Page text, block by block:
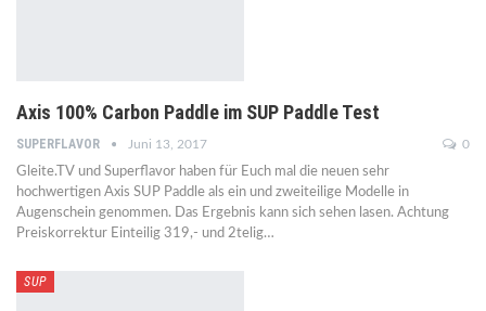
Axis 100% Carbon Paddle im SUP Paddle Test
SUPERFLAVOR Juni 13, 2017 0
Gleite.TV und Superflavor haben für Euch mal die neuen sehr
hochwertigen Axis SUP Paddle als ein und zweiteilige Modelle in
Augenschein genommen. Das Ergebnis kann sich sehen lasen. Achtung
Preiskorrektur Einteilig 319,- und 2telig…
SUP